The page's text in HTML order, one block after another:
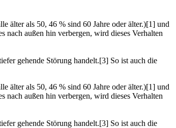
älter als 50, 46 % sind 60 Jahre oder älter.)[1] und
nach außen hin verbergen, wird dieses Verhalten
gehende Störung handelt.[3] So ist auch die
älter als 50, 46 % sind 60 Jahre oder älter.)[1] und
nach außen hin verbergen, wird dieses Verhalten
gehende Störung handelt.[3] So ist auch die